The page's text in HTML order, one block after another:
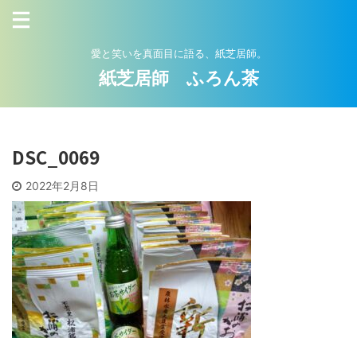
愛と笑いを真面目に語る、紙芝居師。
紙芝居師 ふろん茶
DSC_0069
2022年2月8日